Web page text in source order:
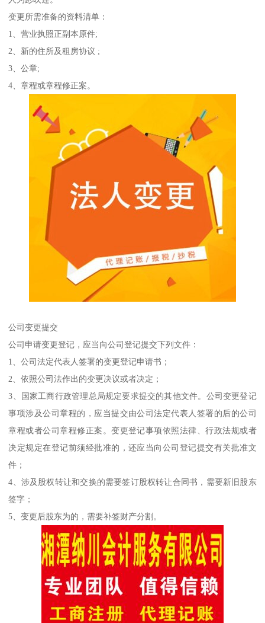
变更所需准备的资料清单：
1、营业执照正副本原件;
2、新的住所及租房协议 ;
3、公章;
4、章程或章程修正案。
公司变更提交
公司申请变更登记，应当向公司登记提交下列文件：
1、公司法定代表人签署的变更登记申请书；
2、依照公司法作出的变更决议或者决定；
3、国家工商行政管理总局规定要求提交的其他文件。公司变更登记
事项涉及公司章程的，应当提交由公司法定代表人签署的后的公司
章程或者公司章程修正案。变更登记事项依照法律、行政法规或者
决定规定在登记前须经批准的，还应当向公司登记提交有关批准文
件；
4、涉及股权转让和交换的需要签订股权转让合同书，需要新旧股东
签字；
5、变更后股东为的，需要补签财产分割。